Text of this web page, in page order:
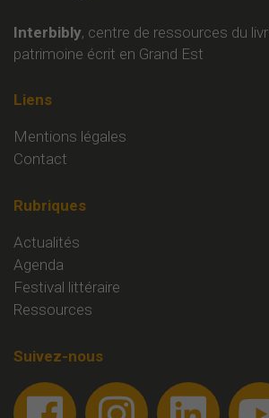
Interbibly, centre de ressources du
patrimoine écrit en Grand Est
Liens
Mentions légales
Contact
Rubriques
Actualités
Agenda
Festival littéraire
Ressources
Suivez-nous